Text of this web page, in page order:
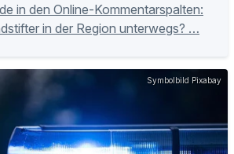
in den Online-Kommentarspalten:
in der Region unterwegs? …
Symbolbild Pixabay